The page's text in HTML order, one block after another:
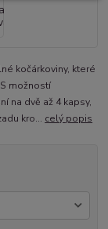
kočárkoviny, které
možností
na dvě až 4 kapsy,
kro... celý popis